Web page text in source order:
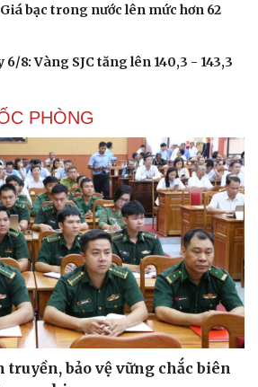
bạc trong nước lên mức hơn 62
8: Vàng SJC tăng lên 140,3 - 143,3
PHÒNG
truyền, bảo vệ vững chắc biên